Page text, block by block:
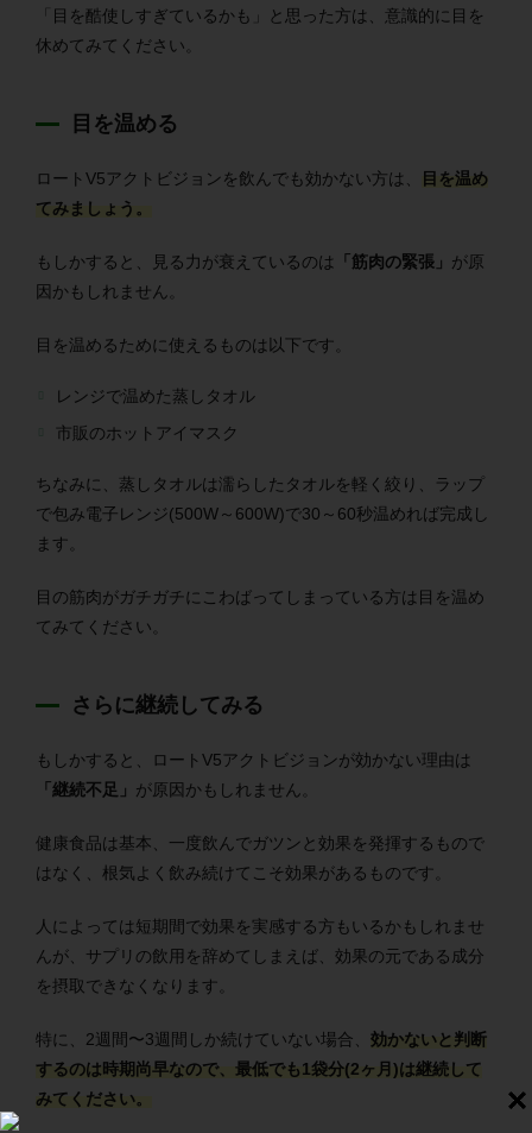
「目を酷使しすぎているかも」と思った方は、意識的に目を
休めてみてください。
目を温める
ロートV5アクトビジョンを飲んでも効かない方は、
目を温め
てみましょう。
もしかすると、見る力が衰えているのは 「筋肉の緊張」 が原
因かもしれません。
目を温めるために使えるものは以下です。
レンジで温めた蒸しタオル
市販のホットアイマスク
ちなみに、蒸しタオルは濡らしたタオルを軽く絞り、ラップ
で包み電子レンジ(500W～600W)で30～60秒温めれば完成し
ます。
目の筋肉がガチガチにこわばってしまっている方は目を温め
てみてください。
さらに継続してみる
もしかすると、ロートV5アクトビジョンが効かない理由は
「継続不足」 が原因かもしれません。
健康食品は基本、一度飲んでガツンと効果を発揮するもので
はなく、根気よく飲み続けてこそ効果があるものです。
人によっては短期間で効果を実感する方もいるかもしれませ
んが、サプリの飲用を辞めてしまえば、効果の元である成分
を摂取できなくなります。
特に、2週間〜3週間しか続けていない場合、 効かないと判断
するのは時期尚早なので、最低でも1袋分(2ヶ月)は継続して
みてください。